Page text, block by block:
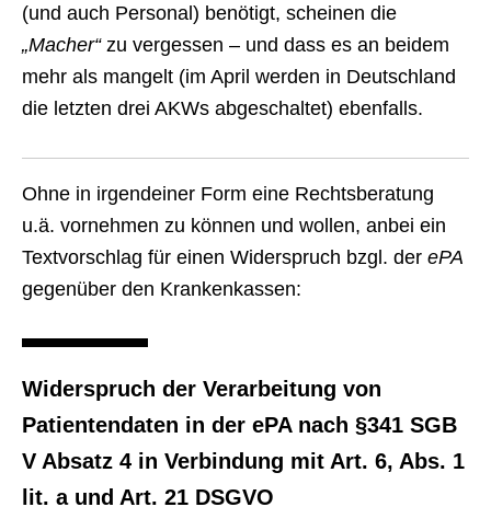
(und auch Personal) benötigt, scheinen die
„Macher“zu vergessen – und dass es an beidem
mehr als mangelt (im April werden in Deutschland
die letzten drei AKWs abgeschaltet) ebenfalls.
Ohne in irgendeiner Form eine Rechtsberatung
u.ä. vornehmen zu können und wollen, anbei ein
Textvorschlag für einen Widerspruch bzgl. der ePA
gegenüber den Krankenkassen:
Widerspruch der Verarbeitung von
Patientendaten in der ePA nach §341 SGB
V Absatz 4 in Verbindung mit Art. 6, Abs. 1
lit. a und Art. 21 DSGVO